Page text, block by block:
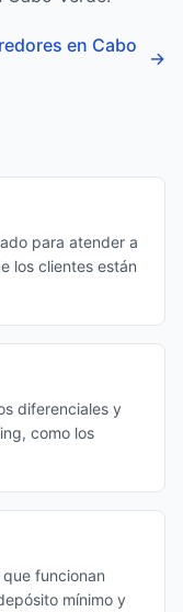
en Cabo
→
para atender a
los clientes están
diferenciales y
como los
funcionan
mínimo y